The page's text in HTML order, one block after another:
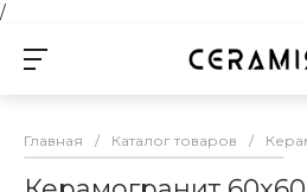
/
Главная / Каталог товаров /